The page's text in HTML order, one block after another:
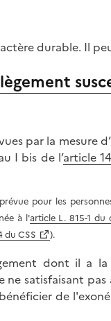
durable. Il
par la mesure
I bis de l’article
pour les
à l'article L. 815-1 du
du CSS ).
dont il a
satisfaisant
de